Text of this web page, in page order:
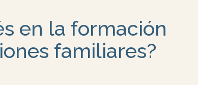
en la formación
familiares?